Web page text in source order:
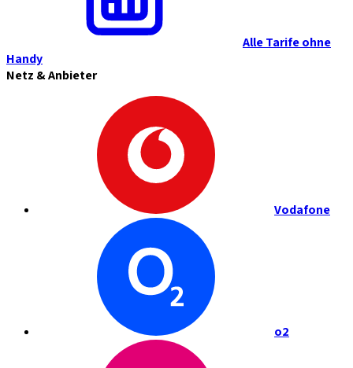
Alle Tarife ohne
Handy
Netz & Anbieter
Vodafone
o2